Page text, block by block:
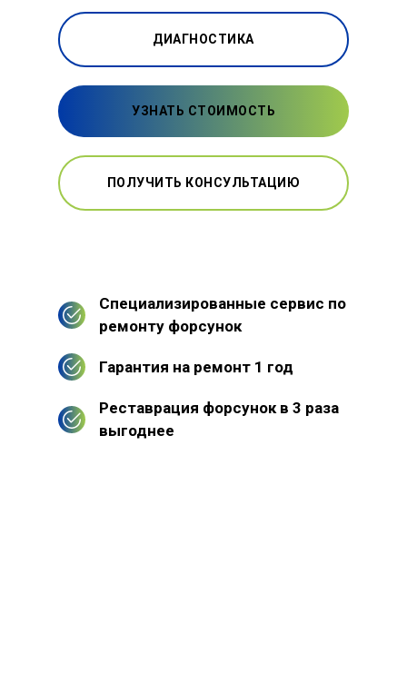
ДИАГНОСТИКА
УЗНАТЬ СТОИМОСТЬ
ПОЛУЧИТЬ КОНСУЛЬТАЦИЮ
Специализированные сервис по
ремонту форсунок
Гарантия на ремонт 1 год
Реставрация форсунок в 3 раза
выгоднее